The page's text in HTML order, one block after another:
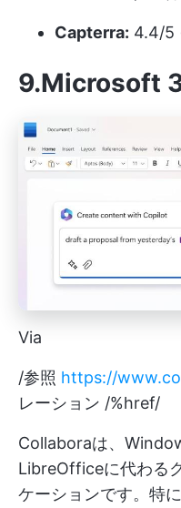
Capterra: 4.4/5
9.Microsoft
Via
/参照 https://
レーション /%href/
Collaboraは、
LibreOfficeに代わる
ケーションです。特